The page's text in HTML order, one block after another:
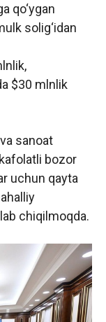
qo‘ygan
solig‘idan
$30 mlnlik
sanoat
bozor
uchun qayta
chiqilmoqda.